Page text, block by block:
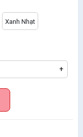
Xanh Nhạt
+